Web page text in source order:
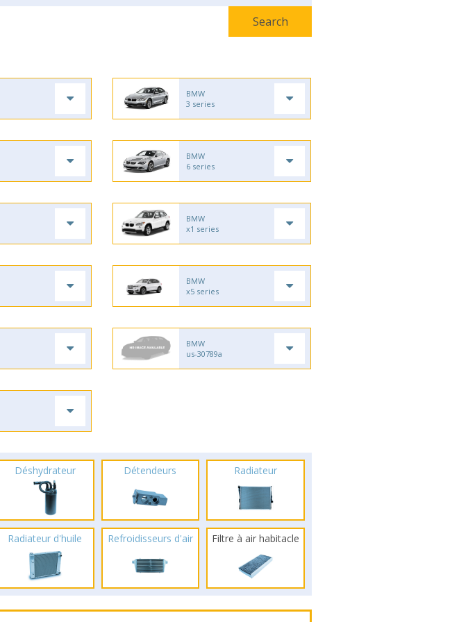
BMW
3 series
BMW
6 series
BMW
x1 series
BMW
x5 series
BMW
us-30789a
Déshydrateur Détendeurs Radiateur
Radiateur d'huile Refroidisseurs d'air Filtre à air habitacle